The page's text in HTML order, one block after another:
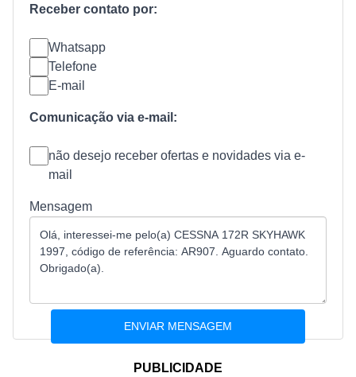
Receber contato por:
Whatsapp
Telefone
E-mail
Comunicação via e-mail:
não desejo receber ofertas e novidades via e-
mail
Mensagem
PUBLICIDADE